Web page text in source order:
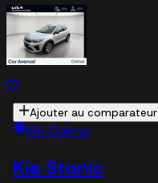
Ajouter au comparateur
KIA Colmar
Kia Stonic